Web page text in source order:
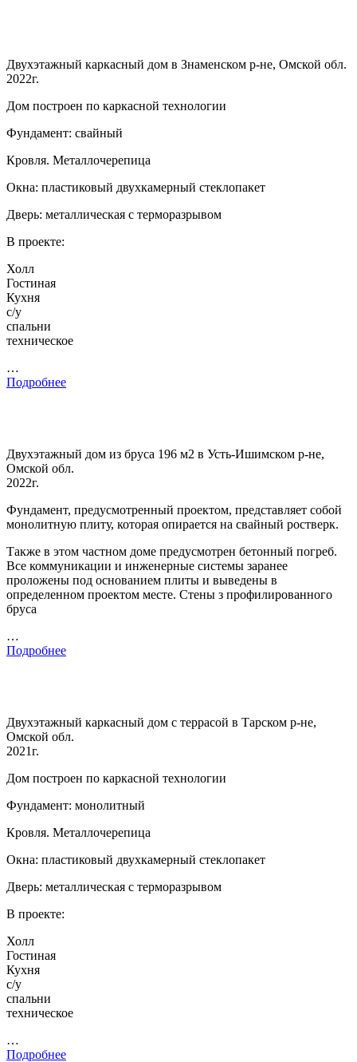
Двухэтажный каркасный дом в Знаменском р-не, Омской обл.
2022г.
Дом построен по каркасной технологии
Фундамент: свайный
Кровля. Металлочерепица
Окна: пластиковый двухкамерный стеклопакет
Дверь: металлическая с терморазрывом
В проекте:
Холл
Гостиная
Кухня
с/у
спальни
техническое
…
Подробнее
Двухэтажный дом из бруса 196 м2 в Усть-Ишимском р-не,
Омской обл.
2022г.
Фундамент, предусмотренный проектом, представляет собой
монолитную плиту, которая опирается на свайный ростверк.
Также в этом частном доме предусмотрен бетонный погреб.
Все коммуникации и инженерные системы заранее
проложены под основанием плиты и выведены в
определенном проектом месте. Стены з профилированного
бруса
…
Подробнее
Двухэтажный каркасный дом с террасой в Тарском р-не,
Омской обл.
2021г.
Дом построен по каркасной технологии
Фундамент: монолитный
Кровля. Металлочерепица
Окна: пластиковый двухкамерный стеклопакет
Дверь: металлическая с терморазрывом
В проекте:
Холл
Гостиная
Кухня
с/у
спальни
техническое
…
Подробнее